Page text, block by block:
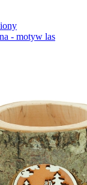
- motyw las